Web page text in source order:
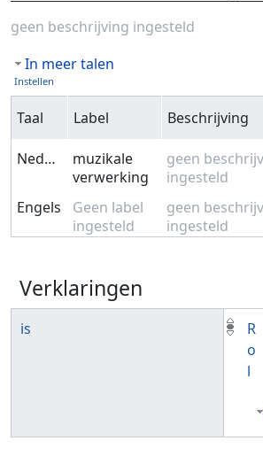
Ga naar:navigatie,zoeken
geen beschrijving ingesteld
In meer talen
Instellen
Taal Label Beschrijving
Nederlands
muzikale
verwerking
geen
ingesteld
Engels
Geen label
ingesteld
geen
ingesteld
Verklaringen
is
R
o
l